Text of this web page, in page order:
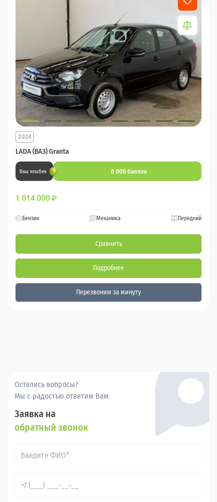
LADA (ВАЗ) Granta
2024
Ваш кешбек 8 000 баллов
1 014 000 ₽
Бензин Механика Передний
Сравнить
Подробнее
Перезвоним за минуту
Остались вопросы?
Мы с радостью ответим Вам
Заявка на
обратный звонок